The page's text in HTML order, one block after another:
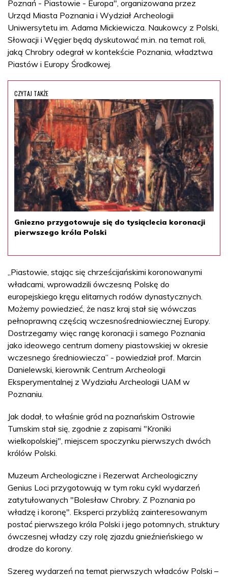
Poznań - Piastowie - Europa", organizowana przez
Urząd Miasta Poznania i Wydział Archeologii
Uniwersytetu im. Adama Mickiewicza. Naukowcy z Polski,
Słowacji i Węgier będą dyskutować m.in. na temat roli,
jaką Chrobry odegrał w kontekście Poznania, władztwa
Piastów i Europy Środkowej.
CZYTAJ TAKŻE
Gniezno przygotowuje się do tysiąclecia koronacji
pierwszego króla Polski
„Piastowie, stając się chrześcijańskimi koronowanymi
władcami, wprowadzili ówczesną Polskę do
europejskiego kręgu elitarnych rodów dynastycznych.
Możemy powiedzieć, że nasz kraj stał się wówczas
pełnoprawną częścią wczesnośredniowiecznej Europy.
Dostrzegamy więc rangę koronacji i samego Poznania
jako ideowego centrum domeny piastowskiej w okresie
wczesnego średniowiecza” - powiedział prof. Marcin
Danielewski, kierownik Centrum Archeologii
Eksperymentalnej z Wydziału Archeologii UAM w
Poznaniu.
Jak dodał, to właśnie gród na poznańskim Ostrowie
Tumskim stał się, zgodnie z zapisami "Kroniki
wielkopolskiej", miejscem spoczynku pierwszych dwóch
królów Polski.
Muzeum Archeologiczne i Rezerwat Archeologiczny
Genius Loci przygotowują w tym roku cykl wydarzeń
zatytułowanych "Bolesław Chrobry. Z Poznania po
władzę i koronę". Eksperci przybliżą zainteresowanym
postać pierwszego króla Polski i jego potomnych, struktury
ówczesnej władzy czy rolę zjazdu gnieźnieńskiego w
drodze do korony.
Szereg wydarzeń na temat pierwszych władców Polski –